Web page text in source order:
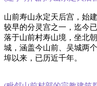
山前寿山永定天后宫，始
较早的分灵宫之一，迄今
落于山前村寿山境，坐北
城，涵盖今山前、吴城两
埠以来，已历近千年。